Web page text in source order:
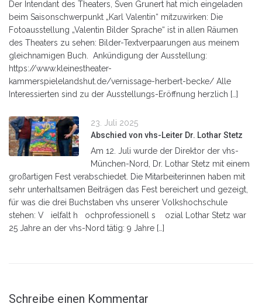
Der Intendant des Theaters, Sven Grunert hat mich eingeladen
beim Saisonschwerpunkt „Karl Valentin“ mitzuwirken: Die
Fotoausstellung „Valentin Bilder Sprache“ ist in allen Räumen
des Theaters zu sehen: Bilder-Textverpaarungen aus meinem
gleichnamigen Buch. Ankündigung der Ausstellung:
https://www.kleinestheater-
kammerspielelandshut.de/vernissage-herbert-becke/ Alle
Interessierten sind zu der Ausstellungs-Eröffnung herzlich […]
23. Juli 2025
Abschied von vhs-Leiter Dr. Lothar Stetz
Am 12. Juli wurde der Direktor der vhs-
München-Nord, Dr. Lothar Stetz mit einem
großartigen Fest verabschiedet. Die Mitarbeiterinnen haben mit
sehr unterhaltsamen Beiträgen das Fest bereichert und gezeigt,
für was die drei Buchstaben vhs unserer Volkshochschule
stehen: V ielfalt h ochprofessionell s ozial Lothar Stetz war
25 Jahre an der vhs-Nord tätig: 9 Jahre […]
Schreibe einen Kommentar